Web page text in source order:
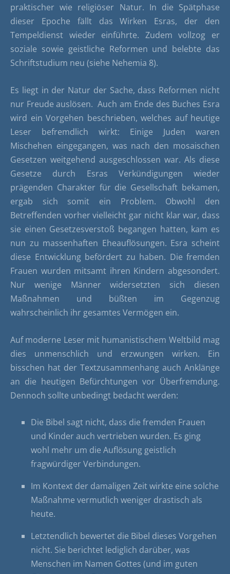
praktischer wie religiöser Natur. In die Spätphase
dieser Epoche fällt das Wirken Esras, der den
Tempeldienst wieder einführte. Zudem vollzog er
soziale sowie geistliche Reformen und belebte das
Schriftstudium neu (siehe Nehemia 8).
Es liegt in der Natur der Sache, dass Reformen nicht
nur Freude auslösen. Auch am Ende des Buches Esra
wird ein Vorgehen beschrieben, welches auf heutige
Leser befremdlich wirkt: Einige Juden waren
Mischehen eingegangen, was nach den mosaischen
Gesetzen weitgehend ausgeschlossen war. Als diese
Gesetze durch Esras Verkündigungen wieder
prägenden Charakter für die Gesellschaft bekamen,
ergab sich somit ein Problem. Obwohl den
Betreffenden vorher vielleicht gar nicht klar war, dass
sie einen Gesetzesverstoß begangen hatten, kam es
nun zu massenhaften Eheauflösungen. Esra scheint
diese Entwicklung befördert zu haben. Die fremden
Frauen wurden mitsamt ihren Kindern abgesondert.
Nur wenige Männer widersetzten sich diesen
Maßnahmen und büßten im Gegenzug
wahrscheinlich ihr gesamtes Vermögen ein.
Auf moderne Leser mit humanistischem Weltbild mag
dies unmenschlich und erzwungen wirken. Ein
bisschen hat der Textzusammenhang auch Anklänge
an die heutigen Befürchtungen vor Überfremdung.
Dennoch sollte unbedingt bedacht werden:
Die Bibel sagt nicht, dass die fremden Frauen
und Kinder auch vertrieben wurden. Es ging
wohl mehr um die Auflösung geistlich
fragwürdiger Verbindungen.
Im Kontext der damaligen Zeit wirkte eine solche
Maßnahme vermutlich weniger drastisch als
heute.
Letztendlich bewertet die Bibel dieses Vorgehen
nicht. Sie berichtet lediglich darüber, was
Menschen im Namen Gottes (und im guten